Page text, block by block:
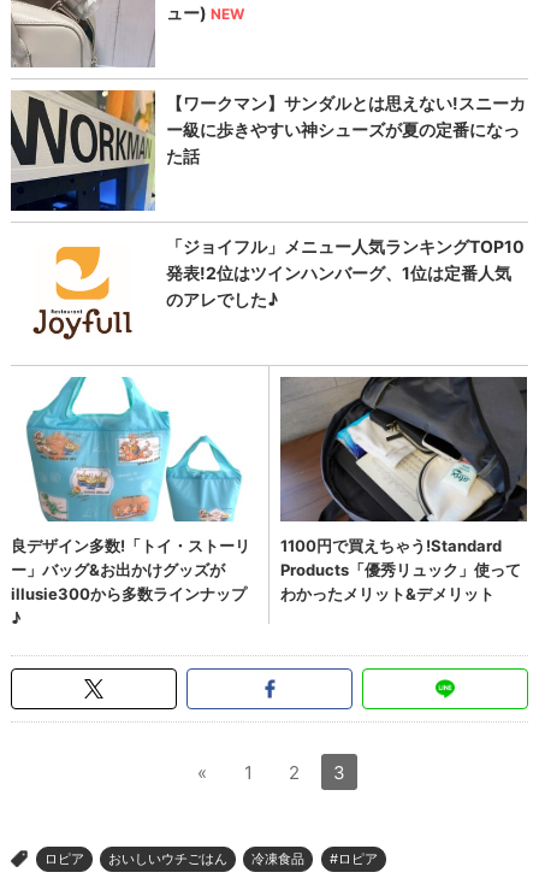
« 1 2 3
> ロピア おいしいウチごはん 冷凍食品 #ロピア